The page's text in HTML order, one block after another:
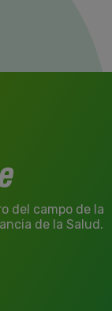
del campo de la
de la Salud.